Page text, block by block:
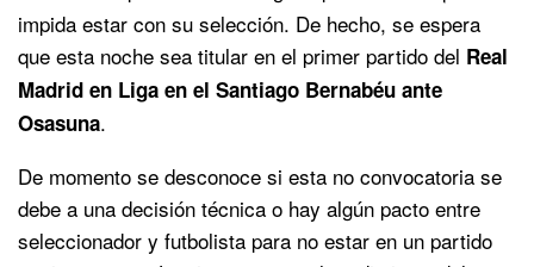
impida estar con su selección. De hecho, se espera
que esta noche sea titular en el primer partido del Real
Madrid en Liga en el Santiago Bernabéu ante
Osasuna.
De momento se desconoce si esta no convocatoria se
debe a una decisión técnica o hay algún pacto entre
seleccionador y futbolista para no estar en un partido